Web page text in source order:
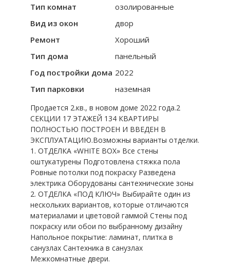
Тип комнат
озолированные
Вид из окон
двор
Ремонт
Хороший
Тип дома
панельный
Год постройки дома 2022
Тип парковки
наземная
Продается 2.кв., в новом доме 2022 года.2
СЕКЦИИ 17 ЭТАЖЕЙ 134 КВАРТИРЫ
ПОЛНОСТЬЮ ПОСТРОЕН И ВВЕДЕН В
ЭКСПЛУАТАЦИЮ.Возможны варианты отделки.
1. ОТДЕЛКА «WHITE BOX» Все стены
оштукатурены Подготовлена стяжка пола
Ровные потолки под покраску Разведена
электрика Оборудованы сантехнические зоны
2. ОТДЕЛКА «ПОД КЛЮЧ» Выбирайте один из
нескольких вариантов, которые отличаются
материалами и цветовой гаммой Стены под
покраску или обои по выбранному дизайну
Напольное покрытие: ламинат, плитка в
санузлах Сантехника в санузлах
Межкомнатные двери.